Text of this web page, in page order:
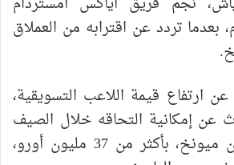
بعدما تردد عن اقترابه من العملاق
ارتفاع قيمة اللاعب التسويقية،
عن إمكانية التحاقه خلال الصيف
المقبل، بفريق بايرن ميونخ، بأكثر من 37 مليون أورو،